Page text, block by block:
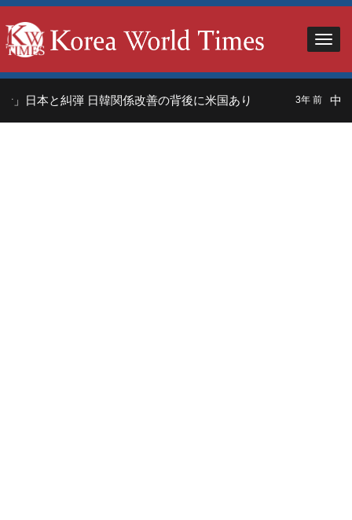
」日本と糾弾 日韓関係改善の背後に米国あり 3年 前 中国